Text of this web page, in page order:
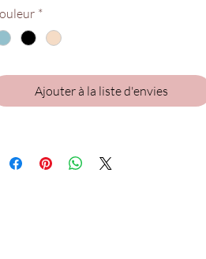
cuir et d'une semelle en synthétique.
quoi avancer au cœur de l'été du bon
pointures vont du 35 au 41.
Folie de Saint-Pierre et Saint-
!
*
Ajouter à la liste d'envies